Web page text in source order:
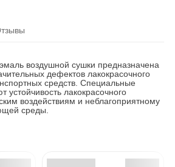
воздушной сушки предназначена
дефектов лакокрасочного
средств. Специальные
лакокрасочного
воздействиям и неблагоприятному
среды.